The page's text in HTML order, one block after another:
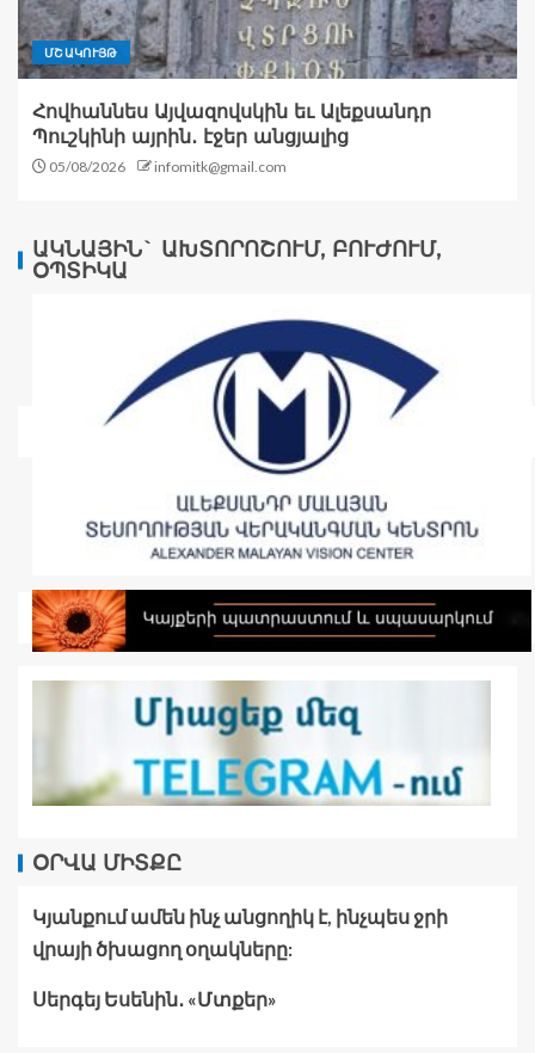
ՄՇԱԿՈՒՅԹ
Հովհաննես Այվազովսկին եւ Ալեքսանդր
Պուշկինի այրին․ էջեր անցյալից
05/08/2026 infomitk@gmail.com
ԱԿՆԱՅԻՆ` ԱԽՏՈՐՈՇՈՒՄ, ԲՈՒԺՈՒՄ,
ՕՊՏԻԿԱ
ՕՐՎԱ ՄԻՏՔԸ
Կյանքում ամեն ինչ անցողիկ է, ինչպես ջրի
վրայի ծխացող օղակները:
Սերգեյ Եսենին․ «Մտքեր»